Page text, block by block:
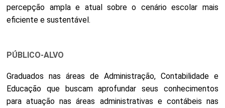
percepção ampla e atual sobre o cenário escolar mais
eficiente e sustentável.
PÚBLICO-ALVO
Graduados nas áreas de Administração, Contabilidade e
Educação que buscam aprofundar seus conhecimentos
para atuação nas áreas administrativas e contábeis nas